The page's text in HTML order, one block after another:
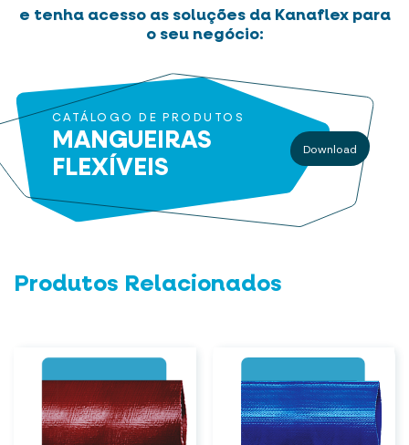
e tenha acesso as soluções da Kanaflex para
o seu negócio:
CATÁLOGO DE PRODUTOS
MANGUEIRAS
FLEXÍVEIS
Download
Produtos Relacionados